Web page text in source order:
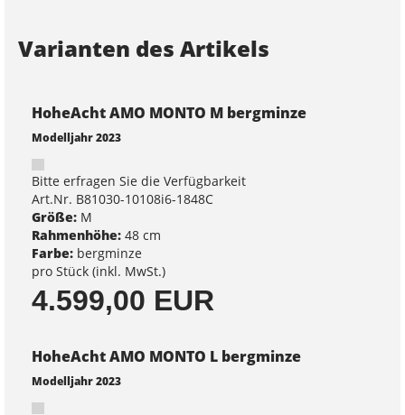
Varianten des Artikels
HoheAcht AMO MONTO M bergminze
Modelljahr 2023
Bitte erfragen Sie die Verfügbarkeit
Art.Nr. B81030-10108i6-1848C
Größe: M
Rahmenhöhe: 48 cm
Farbe: bergminze
pro Stück (inkl. MwSt.)
4.599,00 EUR
HoheAcht AMO MONTO L bergminze
Modelljahr 2023